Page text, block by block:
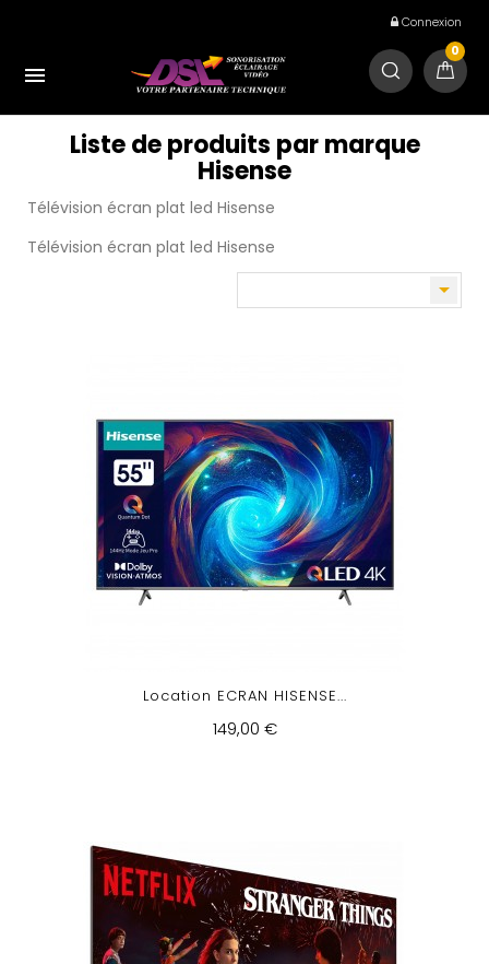
Connexion

0
Liste de produits par marque
Hisense
Télévision écran plat led Hisense
Télévision écran plat led Hisense

Location ECRAN HISENSE...
149,00 €